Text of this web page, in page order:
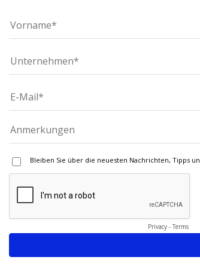
Bleiben Sie über die neuesten Nachrichten, Tipps
Privacy- Terms